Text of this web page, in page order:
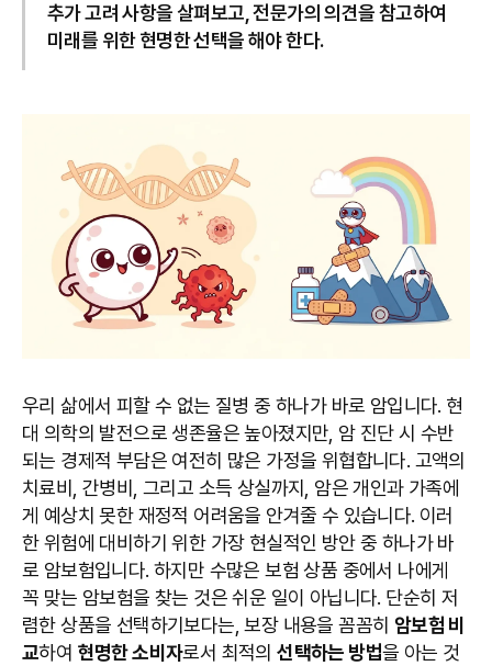
추가 고려 사항을 살펴보고, 전문가의 의견을 참고하여
미래를 위한 현명한 선택을 해야 한다.
우리 삶에서 피할 수 없는 질병 중 하나가 바로 암입니다. 현
대 의학의 발전으로 생존율은 높아졌지만, 암 진단 시 수반
되는 경제적 부담은 여전히 많은 가정을 위협합니다. 고액의
치료비, 간병비, 그리고 소득 상실까지, 암은 개인과 가족에
게 예상치 못한 재정적 어려움을 안겨줄 수 있습니다. 이러
한 위험에 대비하기 위한 가장 현실적인 방안 중 하나가 바
로 암보험입니다. 하지만 수많은 보험 상품 중에서 나에게
꼭 맞는 암보험을 찾는 것은 쉬운 일이 아닙니다. 단순히 저
렴한 상품을 선택하기보다는, 보장 내용을 꼼꼼히 암보험 비
교하여 현명한 소비자로서 최적의선택하는 방법을 아는 것